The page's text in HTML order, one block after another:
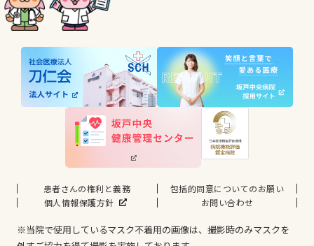
患者さんの権利と義務
包括的同意についてのお願い
個人情報保護方針
お問い合わせ
※当院で使用しているマスク不着用の画像は、撮影時のみマスクを